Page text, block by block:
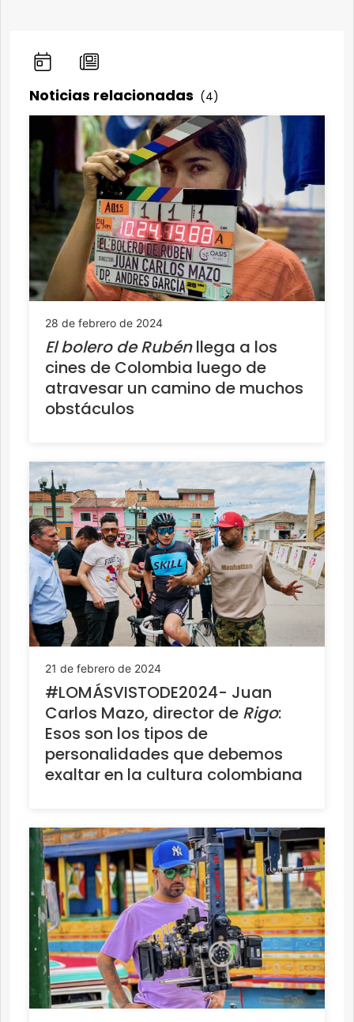
Noticias relacionadas (4)
28 de febrero de 2024
El bolero de Rubénllega a los
cines de Colombia luego de
atravesar un camino de muchos
obstáculos
21 de febrero de 2024
#LOMÁSVISTODE2024- Juan
Carlos Mazo, director de Rigo:
Esos son los tipos de
personalidades que debemos
exaltar en la cultura colombiana